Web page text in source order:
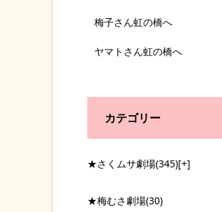
梅子さん虹の橋へ
ヤマトさん虹の橋へ
カテゴリー
★さくムサ劇場(345)[+]
★梅むさ劇場(30)